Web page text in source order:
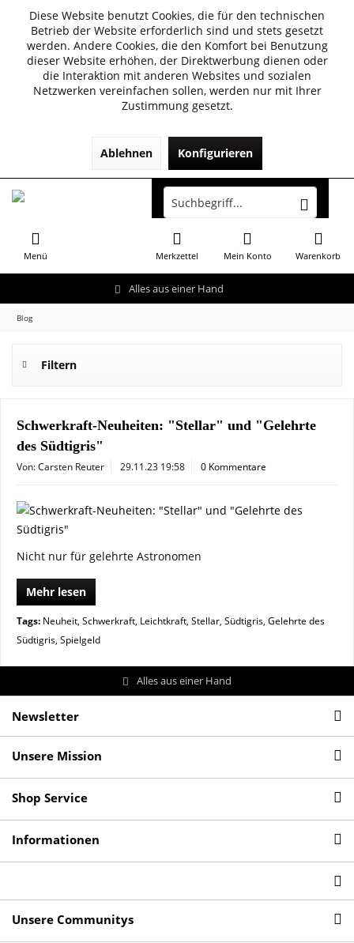
Diese Website benutzt Cookies, die für den technischen
Betrieb der Website erforderlich sind und stets gesetzt
werden. Andere Cookies, die den Komfort bei Benutzung
dieser Website erhöhen, der Direktwerbung dienen oder
die Interaktion mit anderen Websites und sozialen
Netzwerken vereinfachen sollen, werden nur mit Ihrer
Zustimmung gesetzt.
Ablehnen Konfigurieren
Alles aus einer Hand
Menü Warenkorb
Merkzettel Mein Konto
Blog
Filtern
Schwerkraft-Neuheiten: "Stellar" und "Gelehrte
des Südtigris"
Von: Carsten Reuter 29.11.23 19:58 0 Kommentare
Nicht nur für gelehrte Astronomen
Mehr lesen
Tags: Neuheit, Schwerkraft, Leichtkraft, Stellar, Südtigris, Gelehrte des
Südtigris, Spielgeld
Alles aus einer Hand
Newsletter
Unsere Mission
Shop Service
Informationen
Unsere Communitys